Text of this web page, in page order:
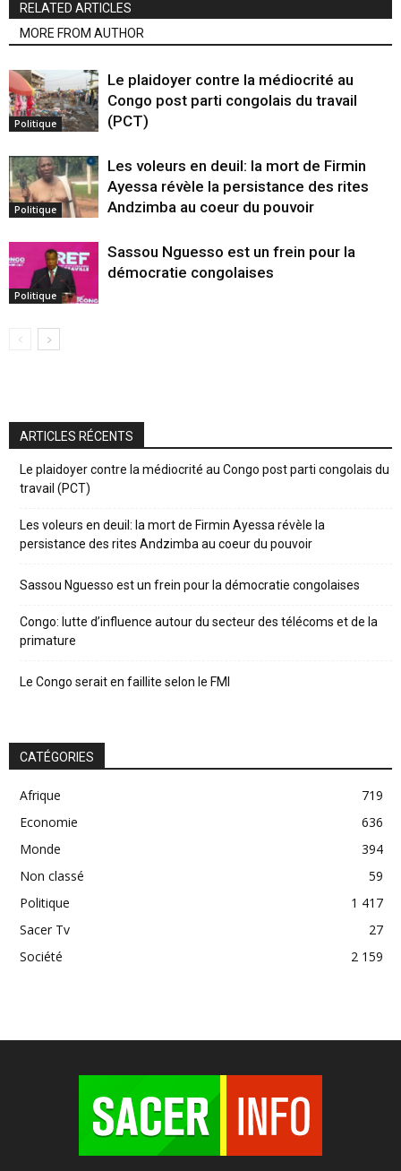
RELATED ARTICLES
MORE FROM AUTHOR
Politique
Le plaidoyer contre la médiocrité au
Congo post parti congolais du travail
(PCT)
Politique
Les voleurs en deuil: la mort de Firmin
Ayessa révèle la persistance des rites
Andzimba au coeur du pouvoir
Politique
Sassou Nguesso est un frein pour la
démocratie congolaises
ARTICLES RÉCENTS
Le plaidoyer contre la médiocrité au Congo post parti congolais du
travail (PCT)
Les voleurs en deuil: la mort de Firmin Ayessa révèle la
persistance des rites Andzimba au coeur du pouvoir
Sassou Nguesso est un frein pour la démocratie congolaises
Congo: lutte d’influence autour du secteur des télécoms et de la
primature
Le Congo serait en faillite selon le FMI
CATÉGORIES
Afrique
719
Economie
636
Monde
394
Non classé
59
Politique
1 417
Sacer Tv
27
Société
2 159